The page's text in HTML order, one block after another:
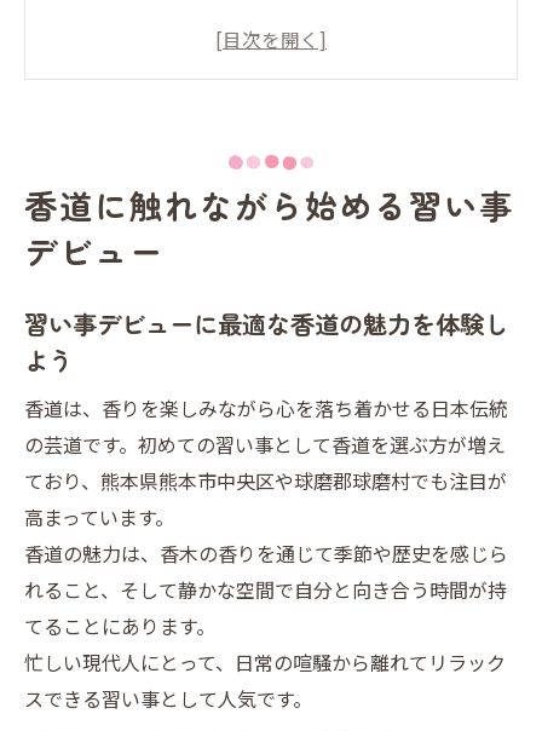
熊本市で始める香道の習い事デビューの第
シニア世代におすすめの香道習い事デビュ
ー方法
熊本市ふれあい文化センターで香道を気軽
落ち着いた香道体験ができる熊本の魅力
を選ぶ理由
熊本市中央区の香道教室で感じる和のここ
ろ
シニアも安心の香道体験で習い事デビュー
を実現
熊本のカルチャースクールで香道体験の価
値を発見
熊本市の文化講座で習い事デビューに香道
香道に触れながら始める習い事
デビュー
習い事デビューに最適な香道の魅力を体験し
よう
香道は、香りを楽しみながら心を落ち着かせる日本伝統
の芸道です。初めての習い事として香道を選ぶ方が増え
ており、熊本県熊本市中央区や球磨郡球磨村でも注目が
高まっています。
香道の魅力は、香木の香りを通じて季節や歴史を感じら
れること、そして静かな空間で自分と向き合う時間が持
てることにあります。
忙しい現代人にとって、日常の喧騒から離れてリラック
スできる習い事として人気です。